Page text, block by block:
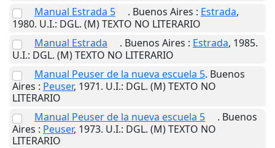
Manual Estrada 5
. Buenos Aires : Estrada,
1980. U.I.: DGL. (M) TEXTO NO LITERARIO
Manual Estrada
. Buenos Aires : Estrada, 1985.
U.I.: DGL. (M) TEXTO NO LITERARIO
Manual Peuser de la nueva escuela 5. Buenos
Aires : Peuser, 1971. U.I.: DGL. (M) TEXTO NO
LITERARIO
Manual Peuser de la nueva escuela 5
. Buenos
Aires : Peuser, 1973. U.I.: DGL. (M) TEXTO NO
LITERARIO